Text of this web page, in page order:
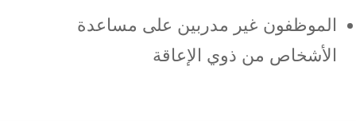
الموظفون غير مدربين على مساعدة
الأشخاص من ذوي الإعاقة